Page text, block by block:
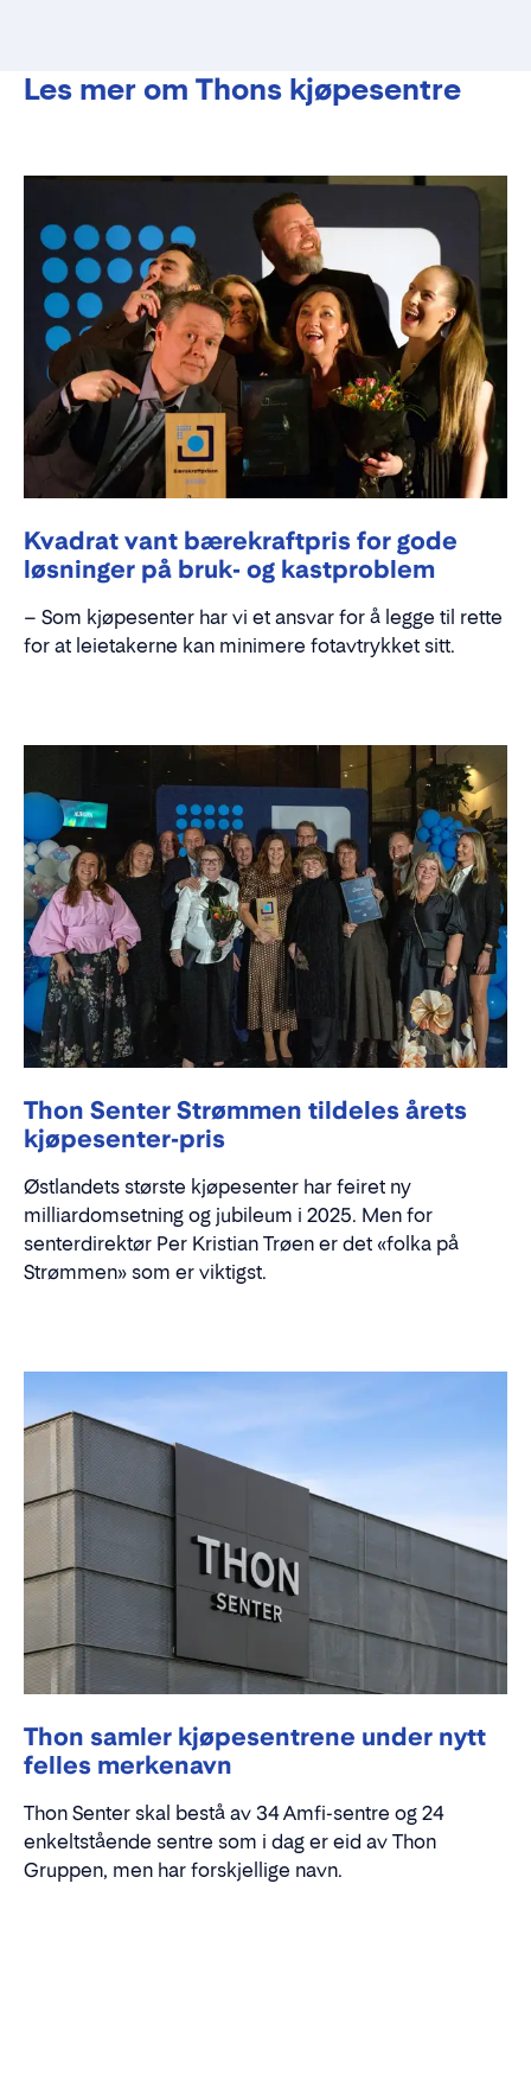
Les mer om Thons kjøpesentre
Kvadrat vant bærekraftpris for gode
løsninger på bruk- og kastproblem
– Som kjøpesenter har vi et ansvar for å legge til rette
for at leietakerne kan minimere fotavtrykket sitt.
Thon Senter Strømmen tildeles årets
kjøpesenter-pris
Østlandets største kjøpesenter har feiret ny
milliardomsetning og jubileum i 2025. Men for
senterdirektør Per Kristian Trøen er det «folka på
Strømmen» som er viktigst.
Thon samler kjøpesentrene under nytt
felles merkenavn
Thon Senter skal bestå av 34 Amfi-sentre og 24
enkeltstående sentre som i dag er eid av Thon
Gruppen, men har forskjellige navn.